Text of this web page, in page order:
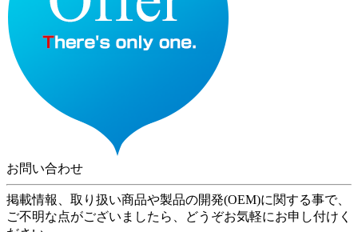
お問い合わせ
掲載情報、取り扱い商品や製品の開発(OEM)に関する事で、
ご不明な点がございましたら、どうぞお気軽にお申し付けく